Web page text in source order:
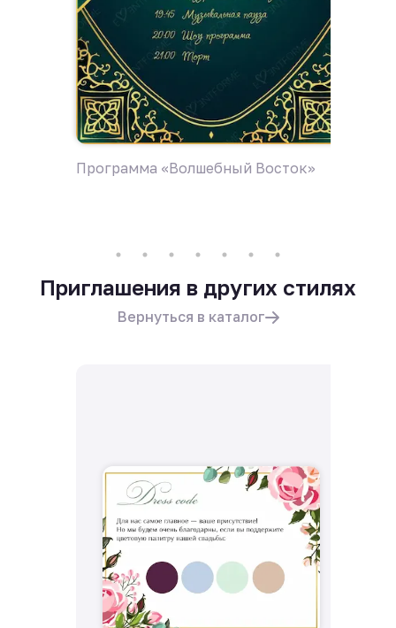
Программа «Волшебный Восток»
Приглашения в других стилях
Вернуться в каталог